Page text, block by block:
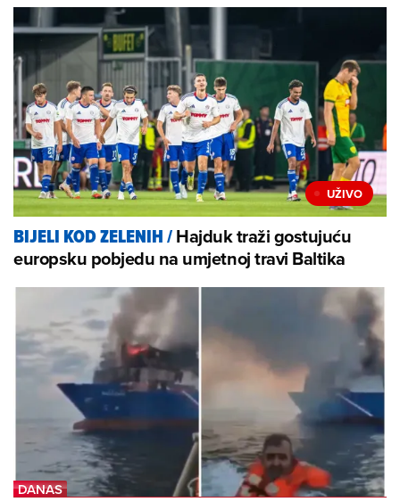
BIJELI KOD ZELENIH/Hajduk traži gostujuću
europsku pobjedu na umjetnoj travi Baltika